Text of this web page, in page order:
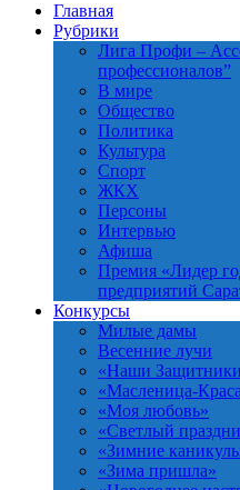
Главная
Рубрики
Лига Профи –
профессионалов”
В мире
Общество
Политика
Культура
Спорт
ЖКХ
Персоны
Интервью
Афиша
Премия «Лидер
предприятий
Конкурсы
Милые дамы
Весенние лучи
«Наши
«Масленица-
«Моя любовь»
«Светлый
«Зимние
«Зима пришла»